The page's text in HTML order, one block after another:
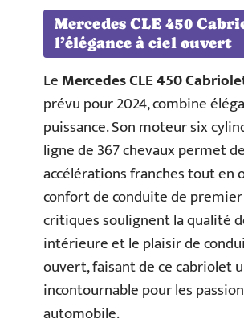
Mercedes CLE 450
l’élégance à ciel ouvert
LeMercedes CLE 450
prévu pour 2024, combine
puissance. Son moteur six
ligne de 367 chevaux permet
accélérations franches tout en
confort de conduite de premier
critiques soulignent la qualité
intérieure et le plaisir de
ouvert, faisant de ce cabriolet
incontournable pour les
automobile.